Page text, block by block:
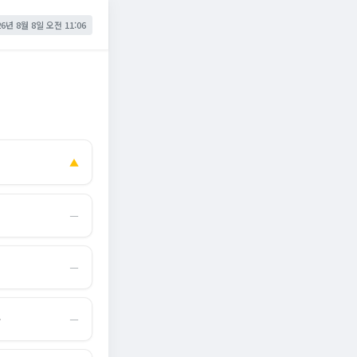
년 8월 8일 오전 11:06
▲
―
―
―